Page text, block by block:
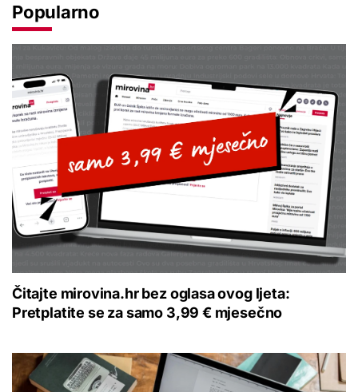
Popularno
Čitajte mirovina.hr bez oglasa ovog ljeta:
Pretplatite se za samo 3,99 € mjesečno